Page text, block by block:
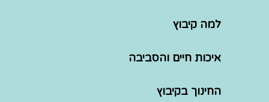
למה קיבוץ
איכות חיים והסביבה
החינוך בקיבוץ